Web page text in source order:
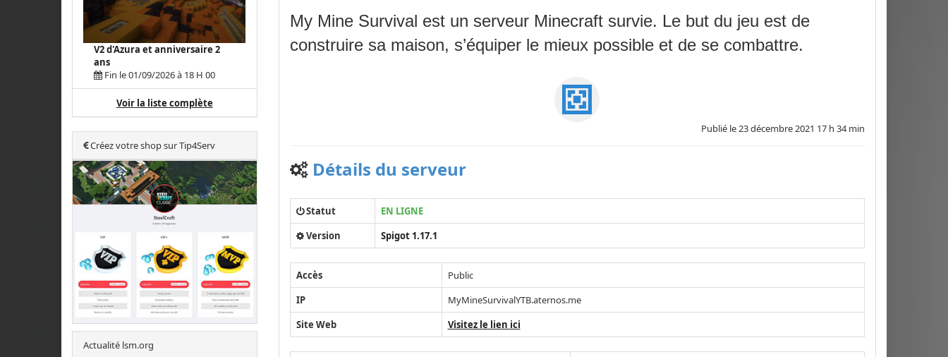
V2 d'Azura et anniversaire 2
ans
Fin le 01/09/2026 à 18 H 00
Voir la liste complète
Créez votre shop sur Tip4Serv
Actualité lsm.org
My Mine Survival est un serveur Minecraft survie. Le but du jeu est de
construire sa maison, s’équiper le mieux possible et de se combattre.
Publié le23 décembre 2021 17 h 34 min
Détails du serveur
Statut
EN LIGNE
Version
Spigot 1.17.1
Accès
Public
IP
MyMineSurvivalYTB.aternos.me
Site Web
Visitez le lien ici